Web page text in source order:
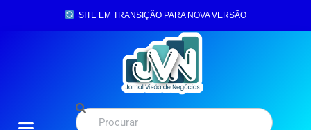
SITE EM TRANSIÇÃO PARA NOVA VERSÃO